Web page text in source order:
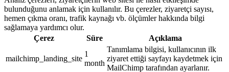
bulunduğunu anlamak için kullanılır. Bu çerezler, ziyaretçi sayısı,
hemen çıkma oranı, trafik kaynağı vb. ölçümler hakkında bilgi
sağlamaya yardımcı olur.
Çerez
Süre Açıklama
mailchimp_landing_site
1
month
Tanımlama bilgisi, kullanıcının ilk
ziyaret ettiği sayfayı kaydetmek için
MailChimp tarafından ayarlanır.